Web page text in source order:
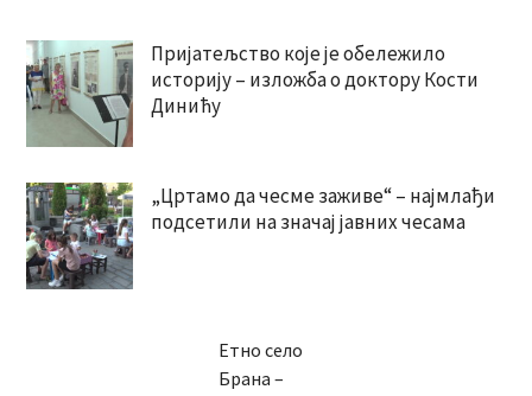
Пријатељство које је обележило
историју – изложба о доктору Кости
Динићу
„Цртамо да чесме заживе“ – најмлађи
подсетили на значај јавних чесама
Етно село
Брана –